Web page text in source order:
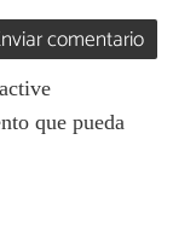
comentario
que pueda